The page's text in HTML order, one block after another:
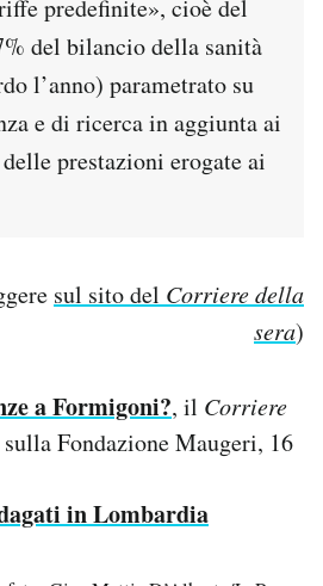
predefinite», cioè del
del bilancio della sanità
l’anno) parametrato su
e di ricerca in aggiunta ai
prestazioni erogate ai
sul sito del Corriere della
sera)
a Formigoni?, il Corriere
Fondazione Maugeri, 16
in Lombardia